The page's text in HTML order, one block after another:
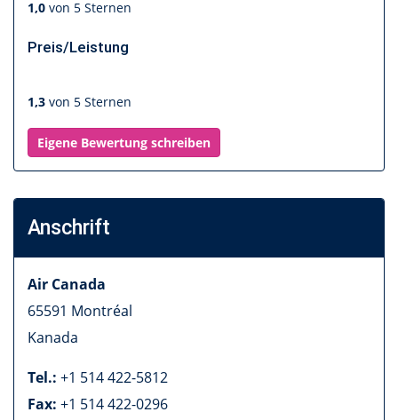
1,0 von 5 Sternen
Preis/Leistung
1,3 von 5 Sternen
Eigene Bewertung schreiben
Anschrift
Air Canada
65591 Montréal
Kanada
Tel.: +1 514 422-5812
Fax: +1 514 422-0296